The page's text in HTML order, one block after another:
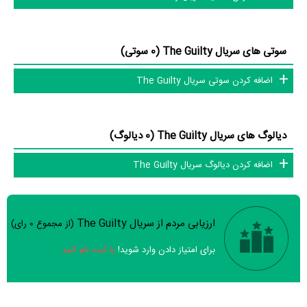
در مجموع بیش از 12 نفر در تولید سریال The Guilty نقش داشته‌اند و هر
اطلاعات سریال The Guilty
Guilty، سوتی سریال The Guilty و نقد سریال The Guilty هنوز موردی ثبت
نشده است. قطعا ما و شما به این حد قانع نیستیم؛ باید به‌کمک علاقمندان فیلم،
سریال و تئاتر، این دایرة‌المعارف آنلاین و بانک اطلاعات هنرمندان و آثار سینما،
تلویزیون و تئاتر را کامل و کامل‌تر کنیم.
سوتی های سریال The Guilty (0 سوتی)
اضافه کردن سوتی سریال The Guilty
دیالوگ های سریال The Guilty (0 دیالوگ)
اضافه کردن دیالوگ سریال The Guilty
سوالات نظرسنجی ( 8 سوال) ارزیابی مردم از سریال The Guilty (از مجموع 0 رای)
برای امتیاز دادن وارد شوید! یا ثبت نام کنید